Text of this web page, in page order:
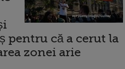
pentru că a cerut la
zonei arie